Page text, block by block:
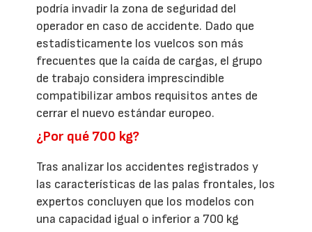
podría invadir la zona de seguridad del
operador en caso de accidente. Dado que
estadísticamente los vuelcos son más
frecuentes que la caída de cargas, el grupo
de trabajo considera imprescindible
compatibilizar ambos requisitos antes de
cerrar el nuevo estándar europeo.
¿Por qué 700 kg?
Tras analizar los accidentes registrados y
las características de las palas frontales, los
expertos concluyen que los modelos con
una capacidad igual o inferior a 700 kg